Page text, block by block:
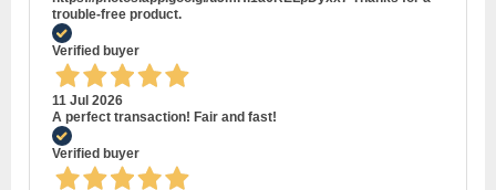
trouble-free product.
Verified buyer
11 Jul 2026
A perfect transaction! Fair and fast!
Verified buyer